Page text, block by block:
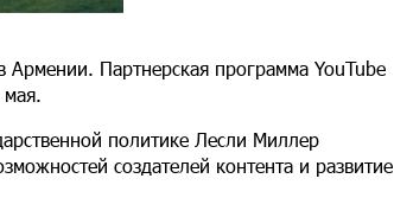
Армении. Партнерская программа YouTube
мая.
политике Лесли Миллер
создателей контента и развитие